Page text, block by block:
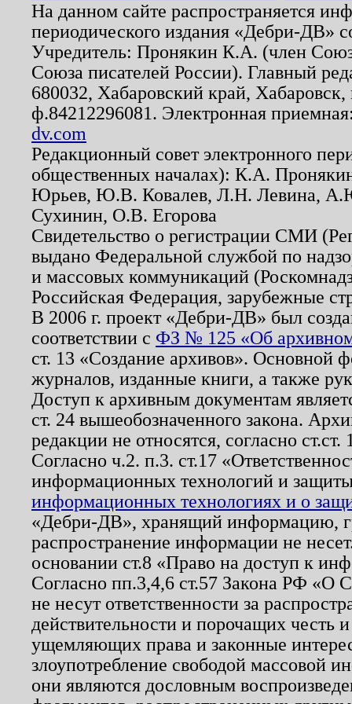
На данном сайте распространяется
периодического издания «Дебри-ДВ»
Учредитель: Пронякин К.А. (член
Союза писателей России). Главный
680032, Хабаровский край,
ф.84212296081. Электронная
dv.com
Редакционный совет электронного
общественных началах): К.А.
Юрьев, Ю.В. Ковалев, Л.Н. Левина,
Сухинин, О.В. Егорова
Свидетельство о регистрации СМИ
выдано Федеральной службой по
и массовых коммуникаций
Российская Федерация, зарубежные
В 2006 г. проект «Дебри-ДВ» был
соответствии с ФЗ № 125 «Об
ст. 13 «Создание архивов». Основной
журналов, изданные книги, а также
Доступ к архивным документам
ст. 24 вышеобозначенного закона.
редакции не относятся, согласно
Согласно ч.2. п.3. ст.17
информационных технологий и
информационных технологиях и о
«Дебри-ДВ», хранящий информацию,
распространение информации не
основании ст.8 «Право на доступ к
Согласно пп.3,4,6 ст.57 Закона РФ «О
не несут ответственности за
действительности и порочащих честь
ущемляющих права и законные
злоупотребление свободой массовой
они являются дословным